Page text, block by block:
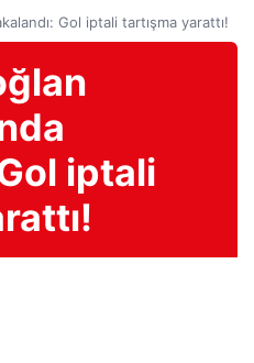
Gol iptali tartışma yarattı!
iptali